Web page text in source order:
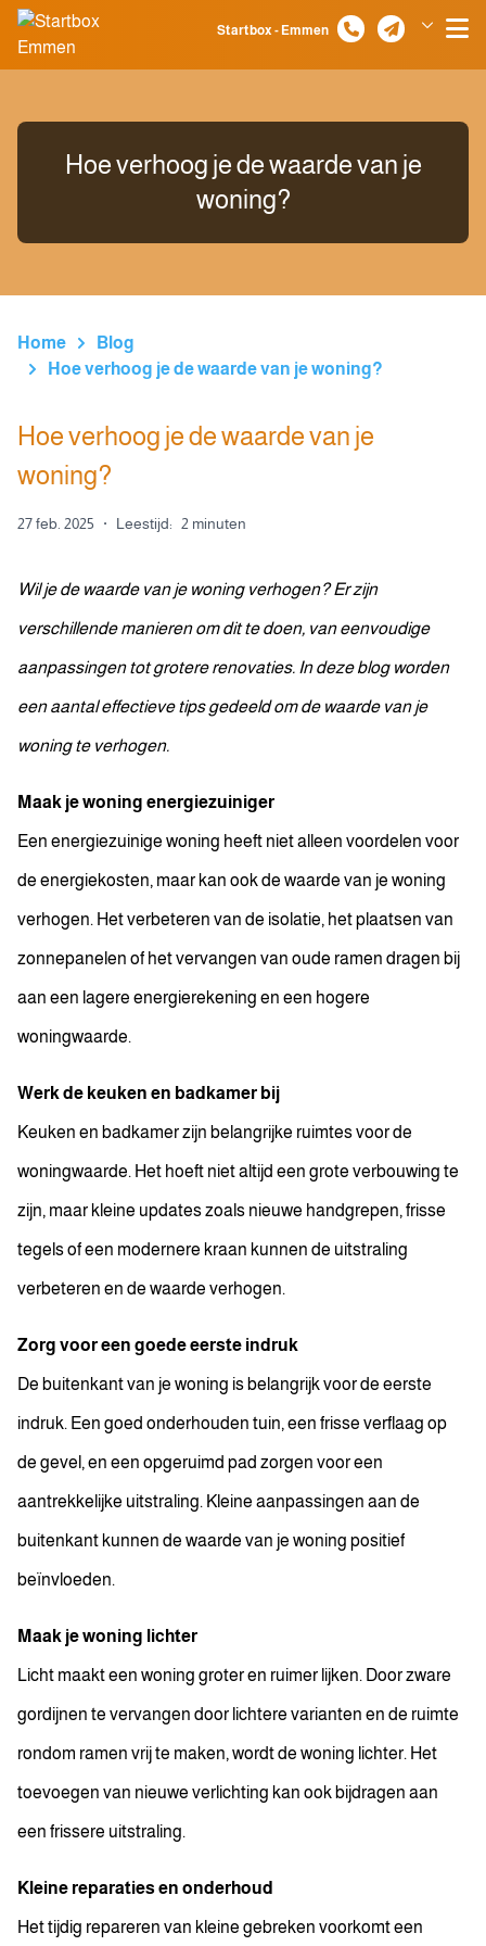
Spring naar inhoud
Startbox - Emmen
Hoe verhoog je de waarde van je
woning?
Home
Blog
Hoe verhoog je de waarde van je woning?
Hoe verhoog je de waarde van je
woning?
27 feb. 2025 · Leestijd: 2 minuten
Wil je de waarde van je woning verhogen? Er zijn
verschillende manieren om dit te doen, van eenvoudige
aanpassingen tot grotere renovaties. In deze blog worden
een aantal effectieve tips gedeeld om de waarde van je
woning te verhogen.
Maak je woning energiezuiniger
Een energiezuinige woning heeft niet alleen voordelen voor
de energiekosten, maar kan ook de waarde van je woning
verhogen. Het verbeteren van de isolatie, het plaatsen van
zonnepanelen of het vervangen van oude ramen dragen bij
aan een lagere energierekening en een hogere
woningwaarde.
Werk de keuken en badkamer bij
Keuken en badkamer zijn belangrijke ruimtes voor de
woningwaarde. Het hoeft niet altijd een grote verbouwing te
zijn, maar kleine updates zoals nieuwe handgrepen, frisse
tegels of een modernere kraan kunnen de uitstraling
verbeteren en de waarde verhogen.
Zorg voor een goede eerste indruk
De buitenkant van je woning is belangrijk voor de eerste
indruk. Een goed onderhouden tuin, een frisse verflaag op
de gevel, en een opgeruimd pad zorgen voor een
aantrekkelijke uitstraling. Kleine aanpassingen aan de
buitenkant kunnen de waarde van je woning positief
beïnvloeden.
Maak je woning lichter
Licht maakt een woning groter en ruimer lijken. Door zware
gordijnen te vervangen door lichtere varianten en de ruimte
rondom ramen vrij te maken, wordt de woning lichter. Het
toevoegen van nieuwe verlichting kan ook bijdragen aan
een frissere uitstraling.
Kleine reparaties en onderhoud
Het tijdig repareren van kleine gebreken voorkomt een